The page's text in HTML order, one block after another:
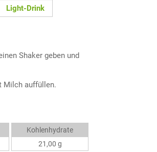
Light-Drink
Shaker geben und
Milch auffüllen.
Kohlenhydrate
21,00 g